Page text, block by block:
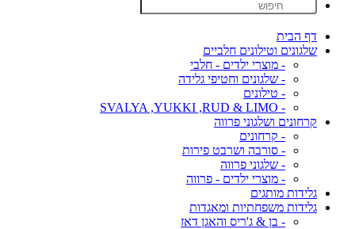
דף הבית
שלגונים וטילונים חלביים
- מוצרי ילדים - חלבי
- שלגונים וחטיפי גלידה
- טילונים
- SVALYA ,YUKKI ,RUD & LIMO
קרחונים ושלגוני פרווה
- קרחונים
- סורבה ושרבט פירות
- שלגוני פרווה
- מוצרי ילדים - פרווה
גלידות מותגים
גלידות משפחתיות ומאגדות
- בן & ג'ריס והאגן דאז